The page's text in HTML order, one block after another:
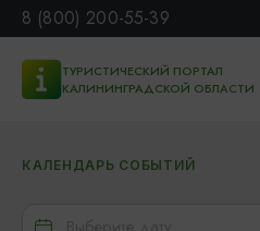
8 (800) 200-55-39
ТУРИСТИЧЕСКИЙ ПОРТАЛ
КАЛИНИНГРАДСКОЙ ОБЛАСТИ
КАЛЕНДАРЬ СОБЫТИЙ